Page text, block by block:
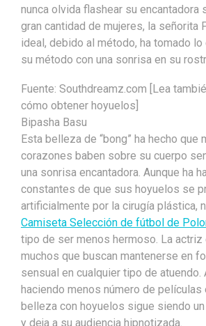
nunca olvida flashear su encantadora
gran cantidad de mujeres, la señorita
ideal, debido al método, ha tomado lo
su método con una sonrisa en su
Fuente: Southdreamz.com [Lea
cómo obtener hoyuelos]
Bipasha Basu
Esta belleza de “bong” ha hecho que
corazones baben sobre su cuerpo
una sonrisa encantadora. Aunque ha
constantes de que sus hoyuelos se
artificialmente por la cirugía plástica,
Camiseta Selección de fútbol de
tipo de ser menos hermoso. La actriz
muchos que buscan mantenerse en
sensual en cualquier tipo de atuendo.
haciendo menos número de
belleza con hoyuelos sigue siendo
y deja a su audiencia hipnotizada.